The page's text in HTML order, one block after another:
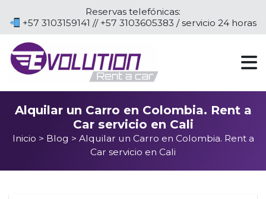
Reservas telefónicas:
+57 3103159141 // +57 3103605383 / servicio 24 horas
Alquilar un Carro en Colombia. Rent a
Car servicio en Cali
Inicio > Blog > Alquilar un Carro en Colombia. Rent a
Car servicio en Cali